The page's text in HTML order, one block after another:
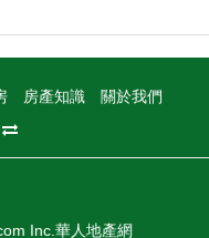
房產知識
關於我們
Inc.華人地產網